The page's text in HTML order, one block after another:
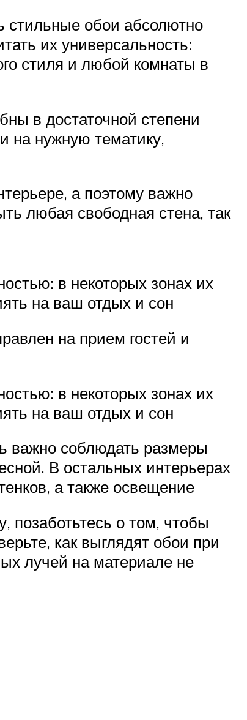
стильные обои абсолютно
их универсальность:
стиля и любой комнаты в
в достаточной степени
на нужную тематику,
а поэтому важно
любая свободная стена, так
в некоторых зонах их
на ваш отдых и сон
на прием гостей и
в некоторых зонах их
на ваш отдых и сон
важно соблюдать размеры
В остальных интерьерах
а также освещение
позаботьтесь о том, чтобы
как выглядят обои при
лучей на материале не